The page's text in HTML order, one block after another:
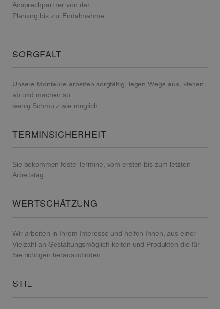
Ansprechpartner von der
Planung bis zur Endabnahme.
SORGFALT
Unsere Monteure arbeiten sorgfältig, legen Wege aus, kleben
ab und machen so
wenig Schmutz wie möglich.
TERMINSICHERHEIT
Sie bekommen feste Termine, vom ersten bis zum letzten
Arbeitstag.
WERTSCHÄTZUNG
Wir arbeiten in Ihrem Interesse und helfen Ihnen, aus einer
Vielzahl an Gestaltungsmöglich-keiten und Produkten die für
Sie richtigen herauszufinden.
STIL